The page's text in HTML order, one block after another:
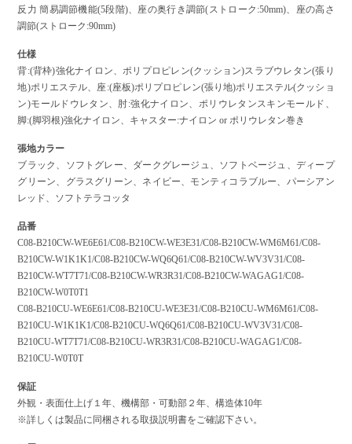
反力 簡易調節機能(5段階)、座の奥行き調節(ストローク:50mm)、座の高さ
調節(ストローク:90mm)
仕様
背:(背枠)強化ナイロン、ポリプロピレン(クッション)スラブウレタン(張り
地)ポリエステル、座:(座板)ポリプロピレン(張り地)ポリエステル(クッショ
ン)モールドウレタン、肘:強化ナイロン、ポリウレタンスキンモールド、
脚:(脚羽根)強化ナイロン、キャスター:ナイロン or ポリウレタン巻き
張地カラー
ブラック、ソフトグレー、ダークグレージュ、ソフトベージュ、ディープ
グリーン、グラスグリーン、ネイビー、モンティコラブルー、パーシアン
レッド、ソフトテラコッタ
品番
C08-B210CW-WE6E61/C08-B210CW-WE3E31/C08-B210CW-WM6M61/C08-
B210CW-W1K1K1/C08-B210CW-WQ6Q61/C08-B210CW-WV3V31/C08-
B210CW-WT7T71/C08-B210CW-WR3R31/C08-B210CW-WAGAG1/C08-
B210CW-W0T0T1
C08-B210CU-WE6E61/C08-B210CU-WE3E31/C08-B210CU-WM6M61/C08-
B210CU-W1K1K1/C08-B210CU-WQ6Q61/C08-B210CU-WV3V31/C08-
B210CU-WT7T71/C08-B210CU-WR3R31/C08-B210CU-WAGAG1/C08-
B210CU-W0T0T
保証
外観・表面仕上げ１年、機構部・可動部２年、構造体10年
※詳しくは製品に同梱される取扱説明書をご確認下さい。